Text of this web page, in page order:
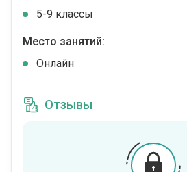
5-9 классы
Место занятий:
Онлайн
Отзывы